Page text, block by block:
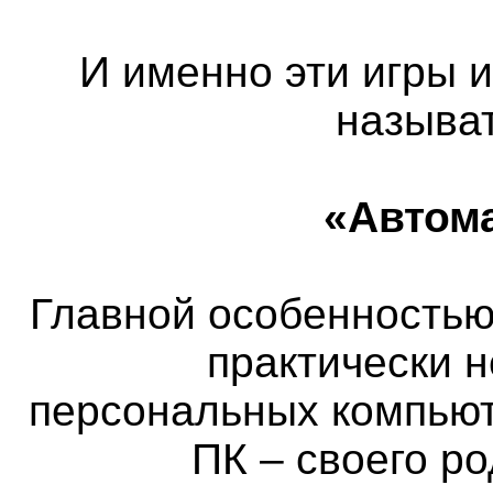
И именно эти игры
Главной
практически
персональных
ПК – своего